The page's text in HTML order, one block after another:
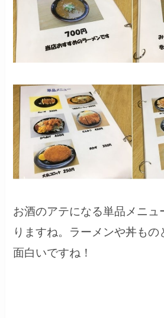
お酒のアテになる単品メニュ
りますね。ラーメンや丼もの
面白いですね！